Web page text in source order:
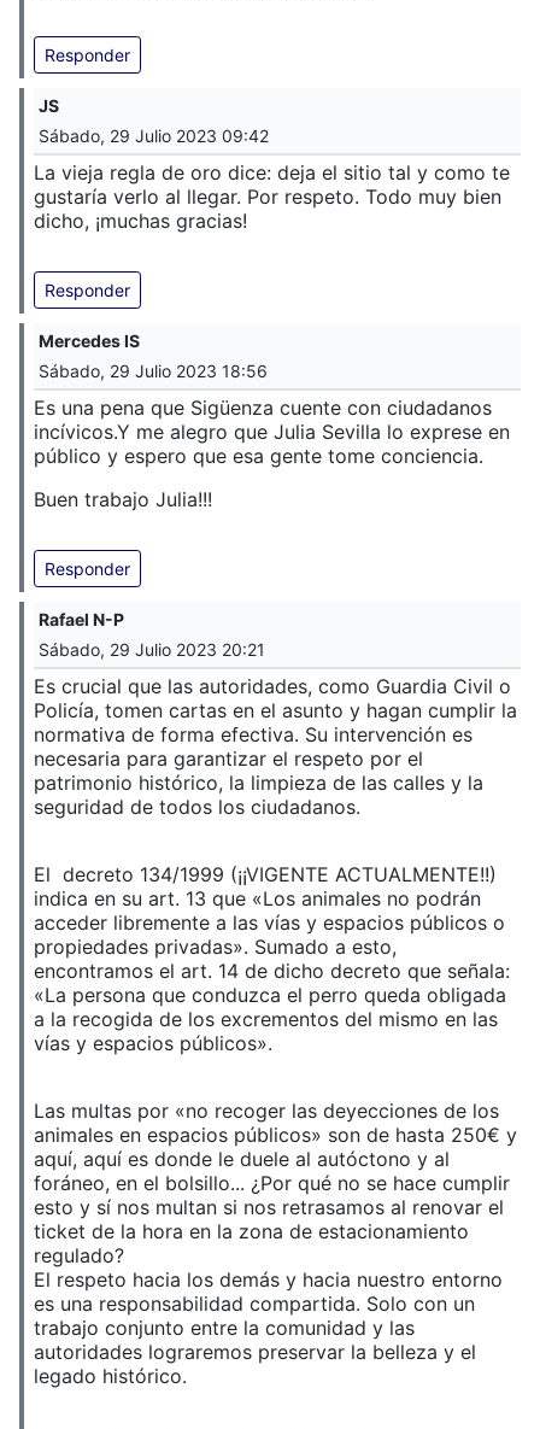
Responder
JS
Sábado, 29 Julio 2023 09:42
La vieja regla de oro dice: deja el sitio tal y como te
gustaría verlo al llegar. Por respeto. Todo muy bien
dicho, ¡muchas gracias!
Responder
Mercedes IS
Sábado, 29 Julio 2023 18:56
Es una pena que Sigüenza cuente con ciudadanos
incívicos.Y me alegro que Julia Sevilla lo exprese en
público y espero que esa gente tome conciencia.
Buen trabajo Julia!!!
Responder
Rafael N-P
Sábado, 29 Julio 2023 20:21
Es crucial que las autoridades, como Guardia Civil o
Policía, tomen cartas en el asunto y hagan cumplir la
normativa de forma efectiva. Su intervención es
necesaria para garantizar el respeto por el
patrimonio histórico, la limpieza de las calles y la
seguridad de todos los ciudadanos.
El decreto 134/1999 (¡¡VIGENTE ACTUALMENTE!!)
indica en su art. 13 que «Los animales no podrán
acceder libremente a las vías y espacios públicos o
propiedades privadas». Sumado a esto,
encontramos el art. 14 de dicho decreto que señala:
«La persona que conduzca el perro queda obligada
a la recogida de los excrementos del mismo en las
vías y espacios públicos».
Las multas por «no recoger las deyecciones de los
animales en espacios públicos» son de hasta 250€ y
aquí, aquí es donde le duele al autóctono y al
foráneo, en el bolsillo... ¿Por qué no se hace cumplir
esto y sí nos multan si nos retrasamos al renovar el
ticket de la hora en la zona de estacionamiento
regulado?
El respeto hacia los demás y hacia nuestro entorno
es una responsabilidad compartida. Solo con un
trabajo conjunto entre la comunidad y las
autoridades lograremos preservar la belleza y el
legado histórico.